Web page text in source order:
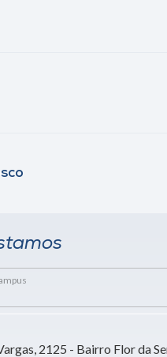
2125 - Bairro Flor da